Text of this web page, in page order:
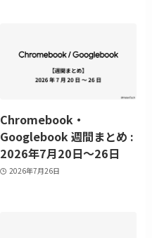
Chromebook・
Googlebook 週間まとめ :
2026年7月20日〜26日
2026年7月26日